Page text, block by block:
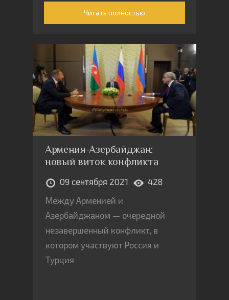
Читать полностью
Армения-Азербайджан:
новый виток конфликта
09 сентября 2021
428
Между Арменией и
Азербайджаном — очередной
незавершенный конфликт, в
котором участвуют Россия и
Турция